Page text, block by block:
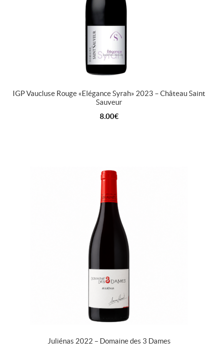
IGP Vaucluse Rouge « Elégance Syrah » 2023 – Château Saint
Sauveur
8.00€
Juliénas 2022 – Domaine des 3 Dames